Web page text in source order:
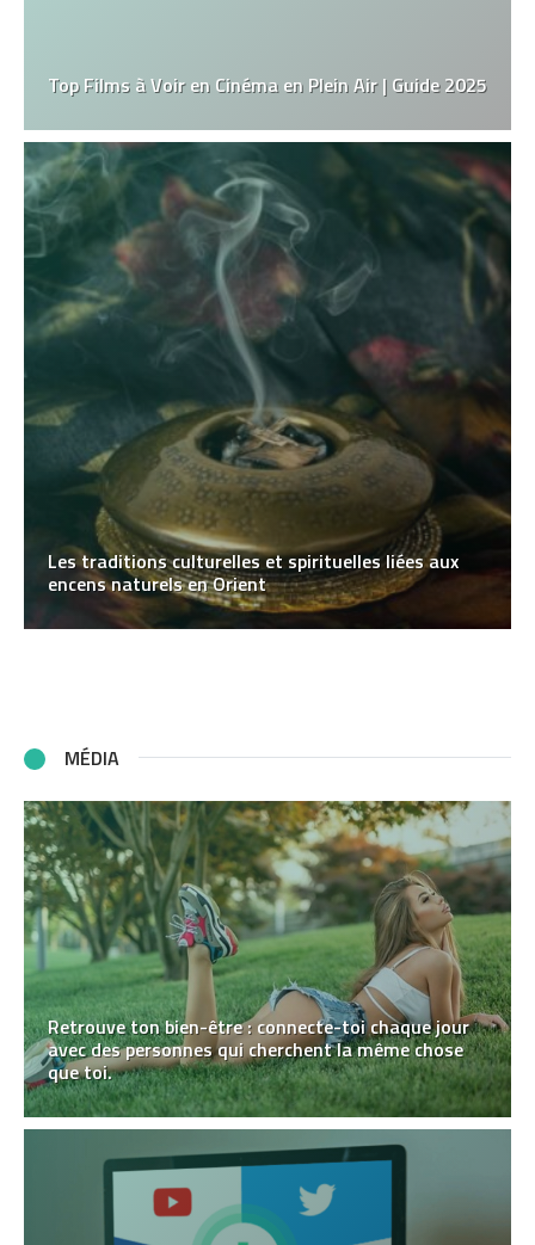
Top Films à Voir en Cinéma en Plein Air | Guide 2025
Les traditions culturelles et spirituelles liées aux
encens naturels en Orient
MÉDIA
Retrouve ton bien-être : connecte-toi chaque jour
avec des personnes qui cherchent la même chose
que toi.